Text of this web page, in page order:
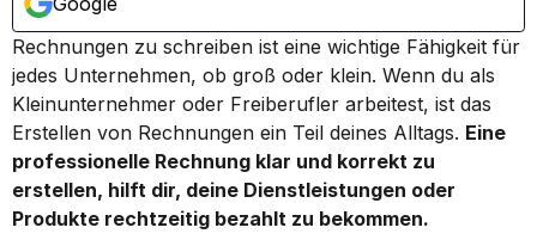
Rechnungen zu schreiben ist eine wichtige Fähigkeit für
jedes Unternehmen, ob groß oder klein. Wenn du als
Kleinunternehmer oder Freiberufler arbeitest, ist das
Erstellen von Rechnungen ein Teil deines Alltags. Eine
professionelle Rechnung klar und korrekt zu
erstellen, hilft dir, deine Dienstleistungen oder
Produkte rechtzeitig bezahlt zu bekommen.